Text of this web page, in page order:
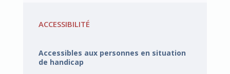
ACCESSIBILITÉ
Accessibles aux personnes en situation
de handicap